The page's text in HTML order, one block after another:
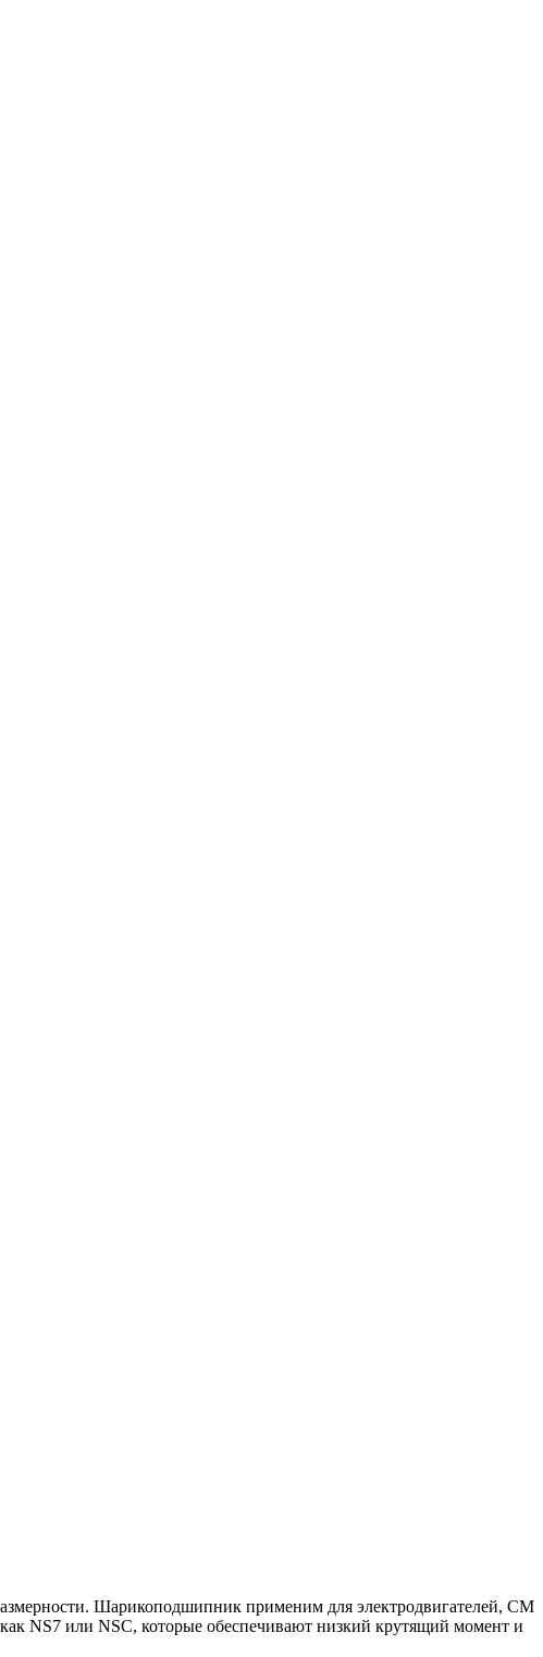
Шарикоподшипник применим для электродвигателей, СМ
NS7 или NSC, которые обеспечивают низкий крутящий момент и